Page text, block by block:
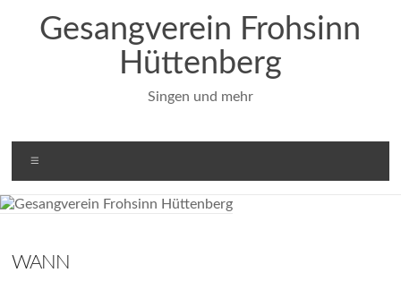
springenGesangverein Frohsinn
Hüttenberg
Singen und mehr
WANN